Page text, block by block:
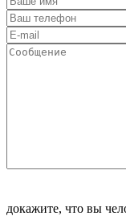
докажите, что вы